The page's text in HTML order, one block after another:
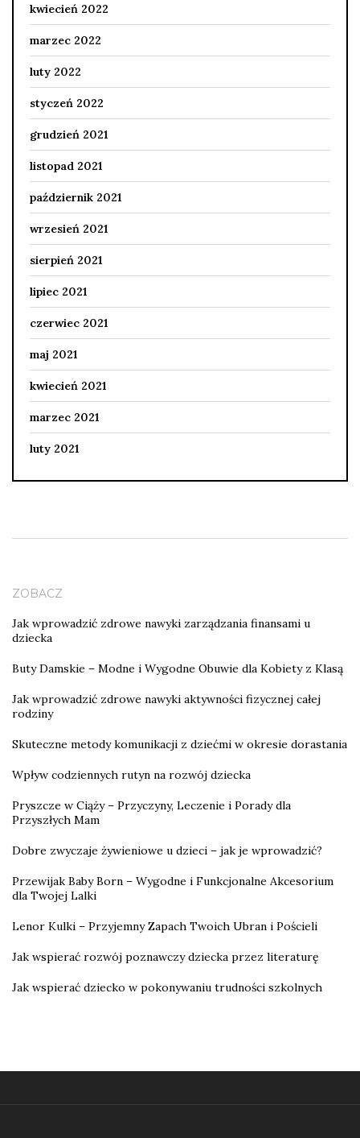
kwiecień 2022
marzec 2022
luty 2022
styczeń 2022
grudzień 2021
listopad 2021
październik 2021
wrzesień 2021
sierpień 2021
lipiec 2021
czerwiec 2021
maj 2021
kwiecień 2021
marzec 2021
luty 2021
ZOBACZ
Jak wprowadzić zdrowe nawyki zarządzania finansami u
dziecka
Buty Damskie – Modne i Wygodne Obuwie dla Kobiety z Klasą
Jak wprowadzić zdrowe nawyki aktywności fizycznej całej
rodziny
Skuteczne metody komunikacji z dziećmi w okresie dorastania
Wpływ codziennych rutyn na rozwój dziecka
Pryszcze w Ciąży – Przyczyny, Leczenie i Porady dla
Przyszłych Mam
Dobre zwyczaje żywieniowe u dzieci – jak je wprowadzić?
Przewijak Baby Born – Wygodne i Funkcjonalne Akcesorium
dla Twojej Lalki
Lenor Kulki – Przyjemny Zapach Twoich Ubran i Pościeli
Jak wspierać rozwój poznawczy dziecka przez literaturę
Jak wspierać dziecko w pokonywaniu trudności szkolnych